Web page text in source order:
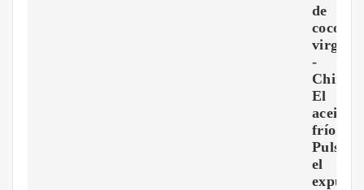
de
coco
virgen
-
China
El
aceite
frío
Pulse,
el